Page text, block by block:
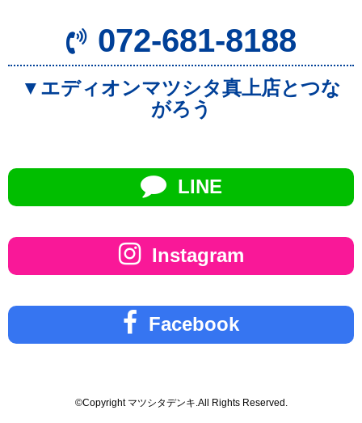
072-681-8188
▼エディオンマツシタ真上店とつな
がろう
LINE
Instagram
Facebook
©Copyright マツシタデンキ.All Rights Reserved.